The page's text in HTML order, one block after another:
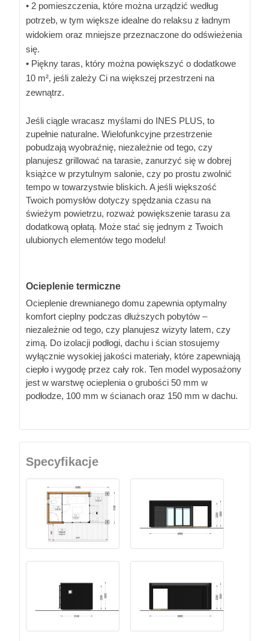
• 2 pomieszczenia, które można urządzić według
potrzeb, w tym większe idealne do relaksu z ładnym
widokiem oraz mniejsze przeznaczone do odświeżenia
się.
• Piękny taras, który można powiększyć o dodatkowe
10 m², jeśli zależy Ci na większej przestrzeni na
zewnątrz.
Jeśli ciągle wracasz myślami do INES PLUS, to
zupełnie naturalne. Wielofunkcyjne przestrzenie
pobudzają wyobraźnię, niezależnie od tego, czy
planujesz grillować na tarasie, zanurzyć się w dobrej
książce w przytulnym salonie, czy po prostu zwolnić
tempo w towarzystwie bliskich. A jeśli większość
Twoich pomysłów dotyczy spędzania czasu na
świeżym powietrzu, rozważ powiększenie tarasu za
dodatkową opłatą. Może stać się jednym z Twoich
ulubionych elementów tego modelu!
Ocieplenie termiczne
Ocieplenie drewnianego domu zapewnia optymalny
komfort cieplny podczas dłuższych pobytów –
niezależnie od tego, czy planujesz wizyty latem, czy
zimą. Do izolacji podłogi, dachu i ścian stosujemy
wyłącznie wysokiej jakości materiały, które zapewniają
ciepło i wygodę przez cały rok. Ten model wyposażony
jest w warstwę ocieplenia o grubości 50 mm w
podłodze, 100 mm w ścianach oraz 150 mm w dachu.
Specyfikacje